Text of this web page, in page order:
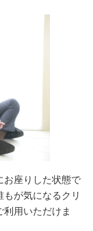
お座りした状態で
が気になるクリ
用いただけま